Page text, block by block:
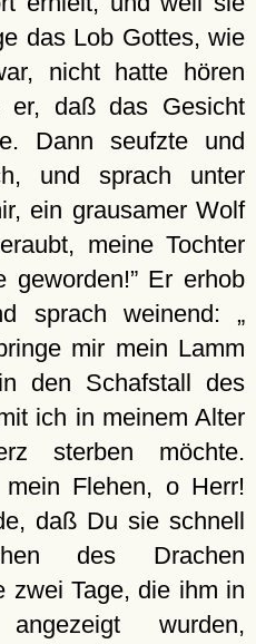
das Lob Gottes, wie
nicht hatte hören
er, daß das Gesicht
Dann seufzte und
und sprach unter
ein grausamer Wolf
meine Tochter
geworden! Er erhob
sprach weinend:
mir mein Lamm
den Schafstall des
ich in meinem Alter
sterben möchte.
Flehen, o Herr!
daß Du sie schnell
des Drachen
zwei Tage, die ihm in
wurden,